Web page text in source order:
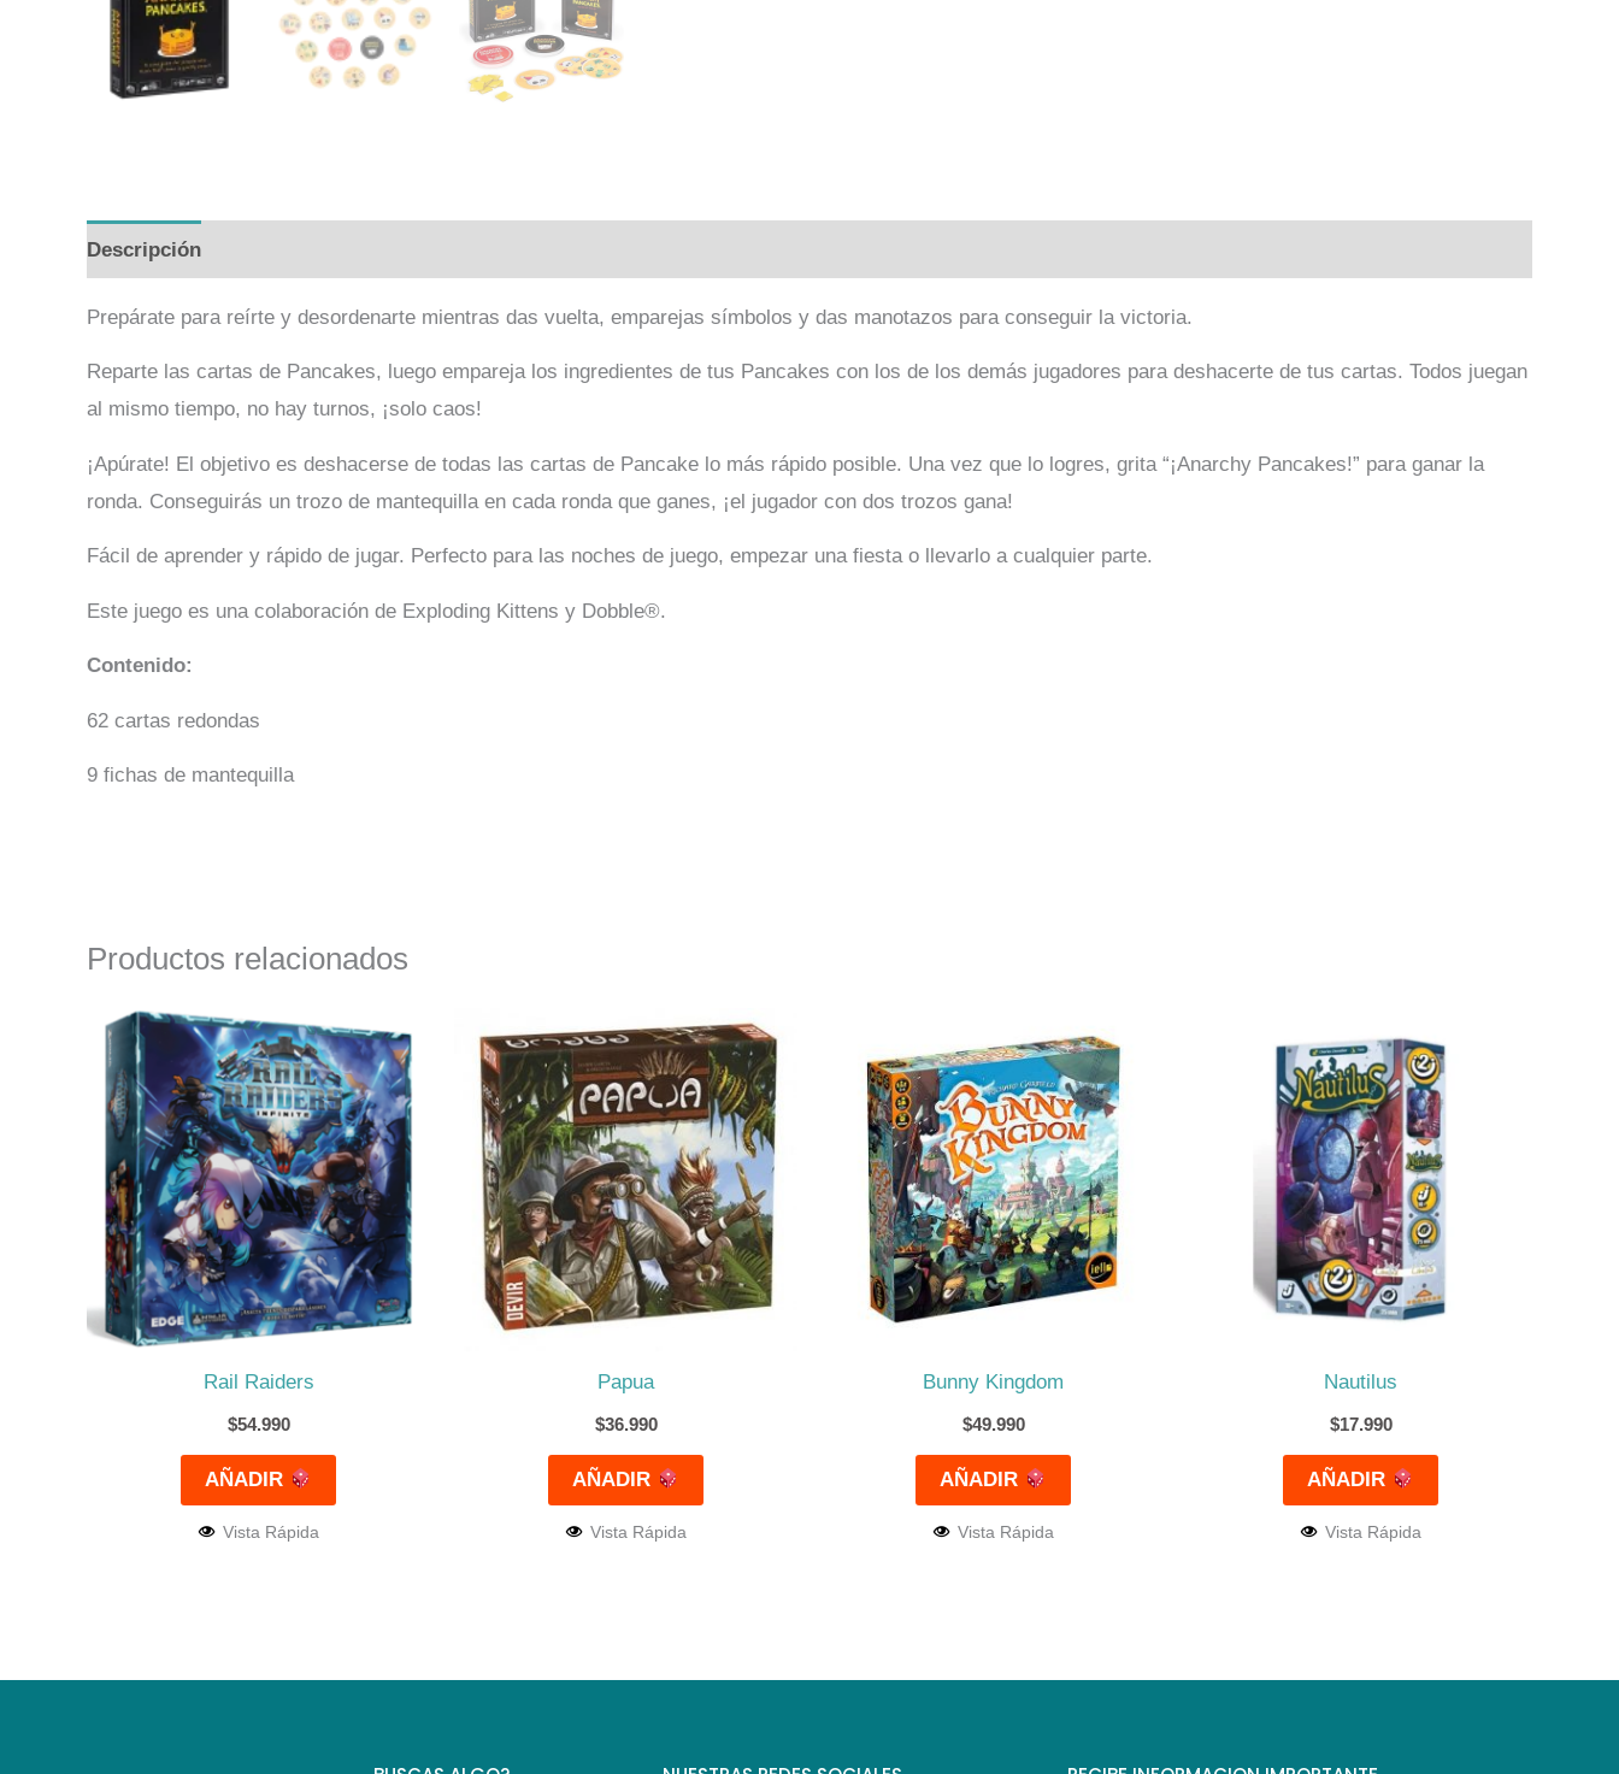
Descripción
Prepárate para reírte y desordenarte mientras das vuelta, emparejas símbolos y das manotazos para conseguir la victoria.
Reparte las cartas de Pancakes, luego empareja los ingredientes de tus Pancakes con los de los demás jugadores para deshacerte de tus cartas. Todos juegan
al mismo tiempo, no hay turnos, ¡solo caos!
¡Apúrate! El objetivo es deshacerse de todas las cartas de Pancake lo más rápido posible. Una vez que lo logres, grita “¡Anarchy Pancakes!” para ganar la
ronda. Conseguirás un trozo de mantequilla en cada ronda que ganes, ¡el jugador con dos trozos gana!
Fácil de aprender y rápido de jugar. Perfecto para las noches de juego, empezar una fiesta o llevarlo a cualquier parte.
Este juego es una colaboración de Exploding Kittens y Dobble®.
Contenido:
62 cartas redondas
9 fichas de mantequilla
Productos relacionados
Rail Raiders
$54.990
AÑADIR
Vista Rápida
Papua
$36.990
AÑADIR
Vista Rápida
Bunny Kingdom
$49.990
AÑADIR
Vista Rápida
Nautilus
$17.990
AÑADIR
Vista Rápida